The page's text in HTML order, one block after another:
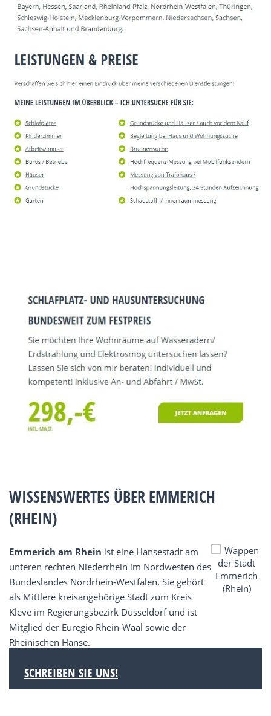
WISSENSWERTES ÜBER EMMERICH
(RHEIN)
Emmerich am Rhein ist eine Hansestadt am
unteren rechten Niederrhein im Nordwesten des
Bundeslandes Nordrhein-Westfalen. Sie gehört
als Mittlere kreisangehörige Stadt zum Kreis
Kleve im Regierungsbezirk Düsseldorf und ist
Mitglied der Euregio Rhein-Waal sowie der
Rheinischen Hanse.
SCHREIBEN SIE UNS!